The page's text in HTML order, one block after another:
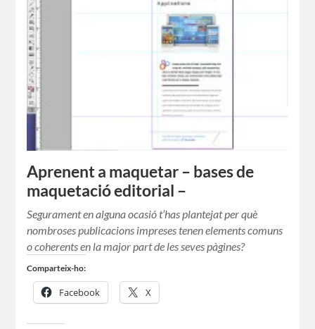
Aprenent a maquetar – bases de
maquetació editorial –
Segurament en alguna ocasió t’has plantejat per què
nombroses publicacions impreses tenen elements comuns
o coherents en la major part de les seves pàgines?
Comparteix-ho:
Facebook X